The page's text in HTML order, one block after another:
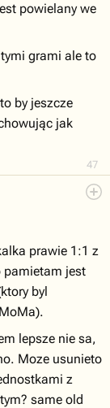
47
powielany we
grami ale to
by jeszcze
jak
prawie 1:1 z
pamietam jest
byl
lepsze nie sa,
Moze usunieto
z
same old